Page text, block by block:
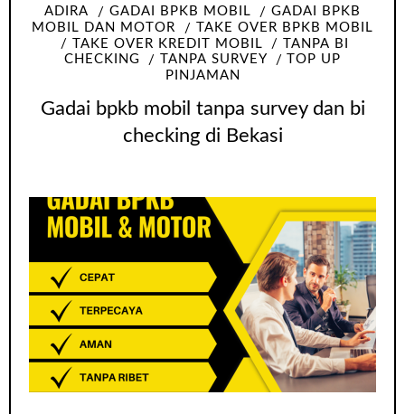
ADIRA GADAI BPKB MOBIL
GADAI BPKB
MOBIL DAN MOTOR
TAKE OVER BPKB MOBIL
TAKE OVER KREDIT MOBIL
TANPA BI
CHECKING
TANPA SURVEY
TOP UP
PINJAMAN
Gadai bpkb mobil tanpa survey dan bi
checking di Bekasi